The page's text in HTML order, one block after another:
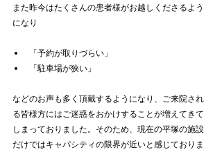
また昨今はたくさんの患者様がお越しくださるよう
になり
「予約が取りづらい」
「駐車場が狭い」
などのお声も多く頂戴するようになり、ご来院され
る皆様方にはご迷惑をおかけすることが増えてきて
しまっておりました。そのため、現在の平塚の施設
だけではキャパシティの限界が近いと感じておりま